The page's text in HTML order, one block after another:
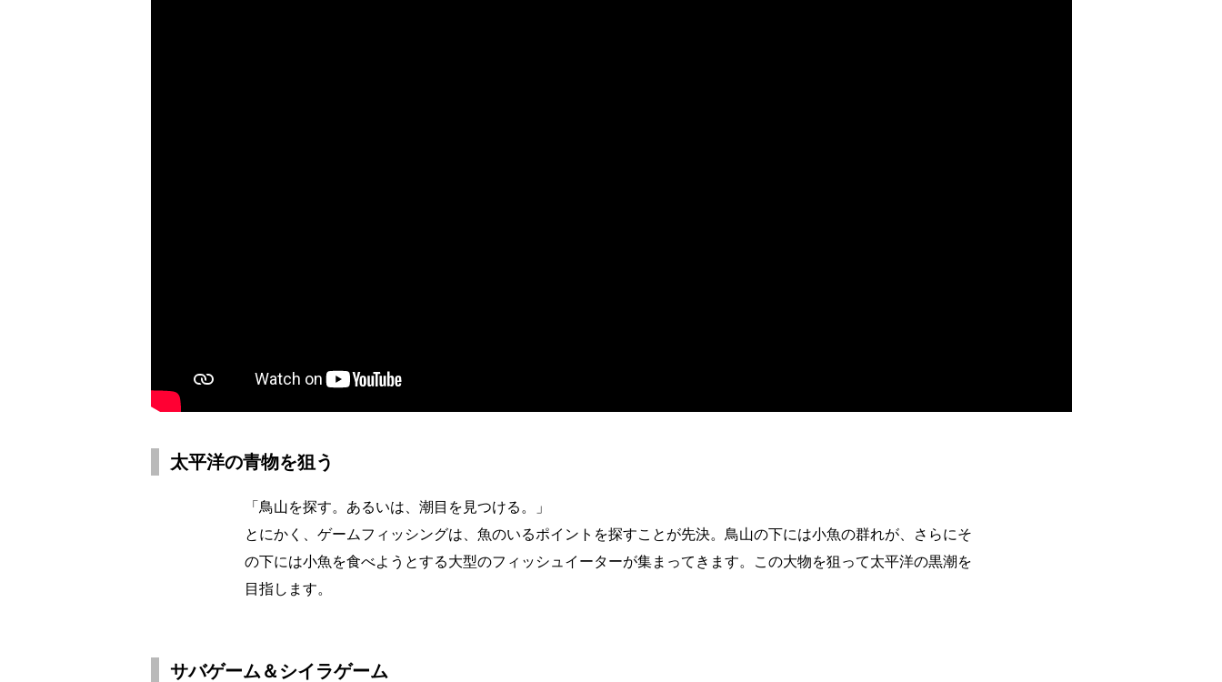
太平洋の青物を狙う
「鳥山を探す。あるいは、潮目を見つける。」
とにかく、ゲームフィッシングは、魚のいるポイントを探すことが先決。鳥山の下には小魚の群れが、さらにそ
の下には小魚を食べようとする大型のフィッシュイーターが集まってきます。この大物を狙って太平洋の黒潮を
目指します。
サバゲーム＆シイラゲーム